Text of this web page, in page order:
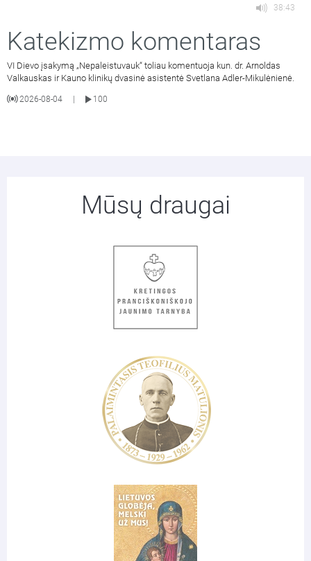
38:43
Katekizmo komentaras
VI Dievo įsakymą „Nepaleistuvauk“ toliau komentuoja kun. dr. Arnoldas
Valkauskas ir Kauno klinikų dvasinė asistentė Svetlana Adler-Mikulėnienė.
2026-08-04 100
Mūsų draugai